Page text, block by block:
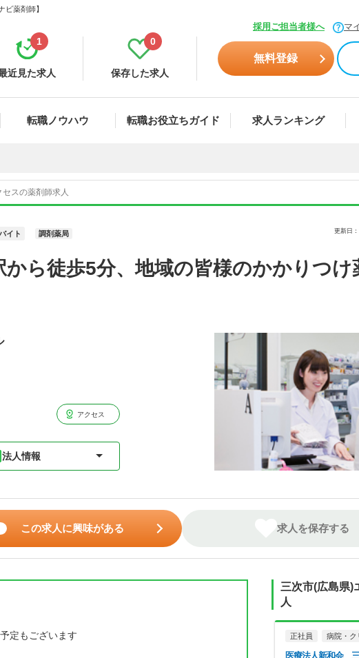
薬剤師】
採用ご担当者様へ マ
近見た求人
1
保存した求人
0
無料登録
転職ノウハウ 転職お役立ちガイド 求人ランキング
スの薬剤師求人
イト 調剤薬局 更新日
から徒歩5分、地域の皆様のかかりつけ
アクセス
法人情報
この求人に興味がある 求人を保存する
定もございます
三次市(広島県)
人
正社員 病院・ク
医療法人新和会